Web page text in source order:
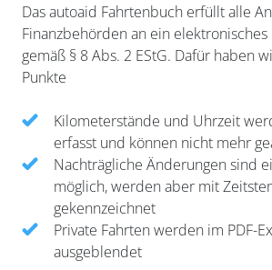
Das autoaid Fahrtenbuch erfüllt alle
Finanzbehörden an ein
gemäß § 8 Abs. 2 EStG. Dafür haben
Punkte
Kilometerstände und Uhrzeit
erfasst und können nicht mehr
Nachträgliche Änderungen sind
möglich, werden aber mit
gekennzeichnet
Private Fahrten werden im PDF-
ausgeblendet